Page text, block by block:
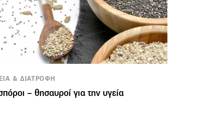
& ΔΙΑΤΡΟΦΗ
– θησαυροί για την υγεία